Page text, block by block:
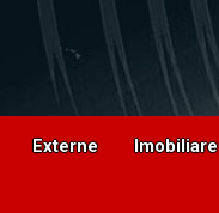
Externe Imobiliare